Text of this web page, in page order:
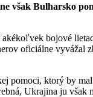
však Bulharsko
bojové
oficiálne vyvážal
pomoci, ktorý by
Ukrajina ju však